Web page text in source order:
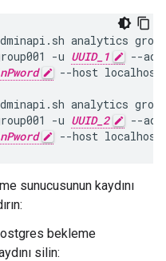
analytics
-u UUID_1
--
--host localhost
analytics
-u UUID_2
--
--host localhost
sunucusunun kaydını
bekleme
silin: